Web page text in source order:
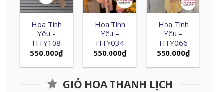
Hoa Tình
Yêu –
HTY108
550.000₫
Hoa Tình
Yêu –
HTY034
550.000₫
Hoa Tình
Yêu –
HTY066
550.000₫
GIỎ HOA THANH LỊCH